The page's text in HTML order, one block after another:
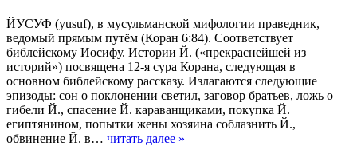
ЙУСУФ (yusuf), в мусульманской мифологии праведник,
ведомый прямым путём (Коран 6:84). Соответствует
библейскому Иосифу. Истории Й. («прекраснейшей из
историй») посвящена 12-я сура Корана, следующая в
основном библейскому рассказу. Излагаются следующие
эпизоды: сон о поклонении светил, заговор братьев, ложь о
гибели Й., спасение Й. караванщиками, покупка Й.
египтянином, попытки жены хозяина соблазнить Й.,
обвинение Й. в… читать далее »